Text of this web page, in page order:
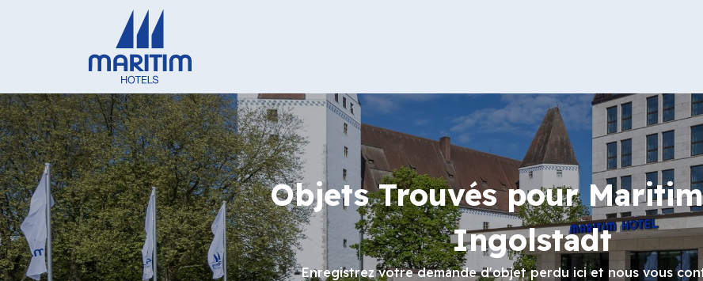
Objets Trouvés pour
Ingolstadt
Enregistrez votre demande d'objet perdu ici et nous vous